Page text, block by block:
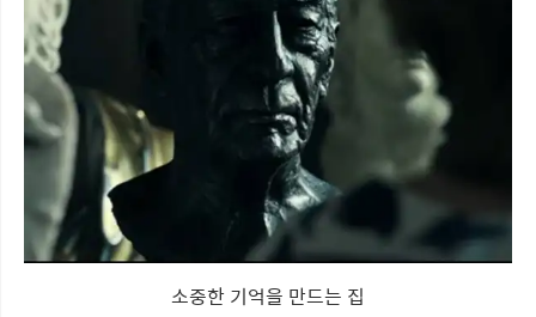
소중한 기억을 만드는 집